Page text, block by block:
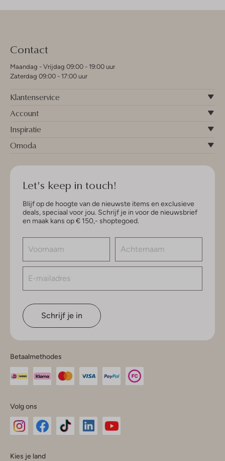
Contact
Maandag - Vrijdag 09:00 - 19:00 uur
Zaterdag 09:00 - 17:00 uur
Klantenservice
Account
Inspiratie
Omoda
Let's keep in touch!
Blijf op de hoogte van de nieuwste items en exclusieve
deals, speciaal voor jou. Schrijf je in voor de nieuwsbrief
en maak kans op € 150,- shoptegoed.
Schrijf je in
Betaalmethodes
Volg ons
Kies je land